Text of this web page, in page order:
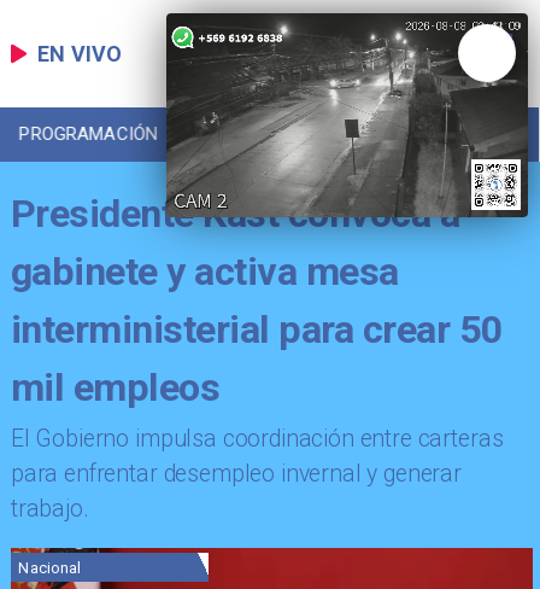
EN VIVO
PROGRAMACIÓN LOCAL DEPORTES
Presidente Kast convoca a
gabinete y activa mesa
interministerial para crear 50
mil empleos
El Gobierno impulsa coordinación entre carteras
para enfrentar desempleo invernal y generar
trabajo.
Nacional